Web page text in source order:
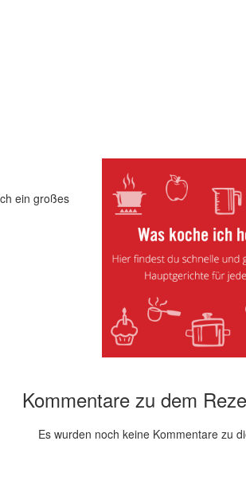
ein großes
Kommentare zu dem
Es wurden noch keine Kommentare zu